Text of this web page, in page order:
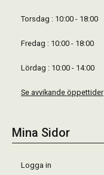
Torsdag : 10:00 - 18:00
Fredag : 10:00 - 18:00
Lördag : 10:00 - 14:00
Se avvikande öppettider
Mina Sidor
Logga in